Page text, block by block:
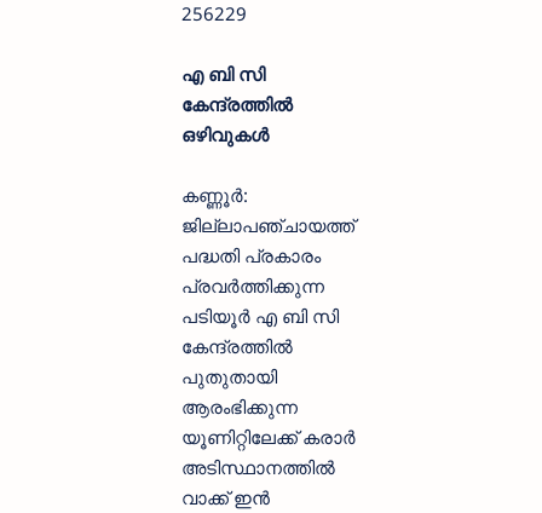
256229
എ ബി സി
കേന്ദ്രത്തിൽ
ഒഴിവുകൾ
കണ്ണൂർ:
ജില്ലാപഞ്ചായത്ത്
പദ്ധതി പ്രകാരം
പ്രവർത്തിക്കുന്ന
പടിയൂർ എ ബി സി
കേന്ദ്രത്തിൽ
പുതുതായി
ആരംഭിക്കുന്ന
യൂണിറ്റിലേക്ക് കരാർ
അടിസ്ഥാനത്തിൽ
വാക്ക് ഇൻ